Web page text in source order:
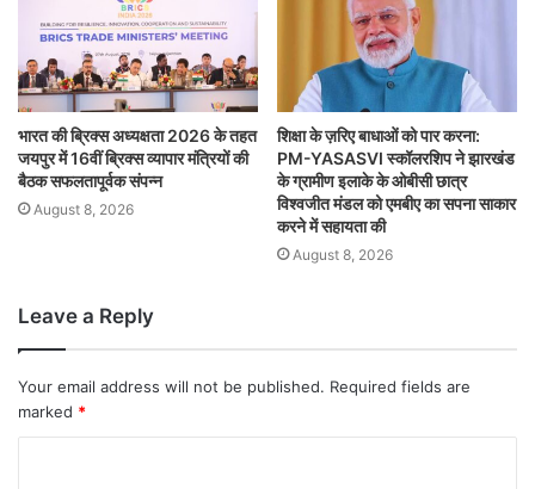
भारत की ब्रिक्‍स अध्यक्षता 2026 के तहत
जयपुर में 16वीं ब्रिक्‍स व्यापार मंत्रियों की
बैठक सफलतापूर्वक संपन्न
August 8, 2026
शिक्षा के ज़रिए बाधाओं को पार करना:
PM-YASASVI स्कॉलरशिप ने झारखंड
के ग्रामीण इलाके के ओबीसी छात्र
विश्वजीत मंडल को एमबीए का सपना साकार
करने में सहायता की
August 8, 2026
Leave a Reply
Your email address will not be published. Required fields are
marked *